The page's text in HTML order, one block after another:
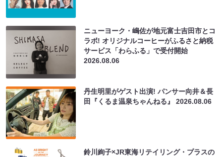
ニューヨーク・嶋佐が地元富士吉田市とコ
ラボ! オリジナルコーヒーがふるさと納税
サービス「わらふる」で受付開始
2026.08.06
丹生明里がゲスト出演! パンサー向井＆長
田『くるま温泉ちゃんねる』2026.08.06
鈴川絢子×JR東海リテイリング・プラスの